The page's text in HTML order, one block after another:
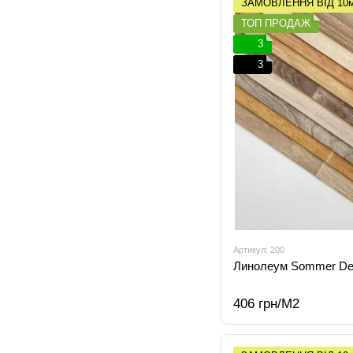
ЗАМОВЛЕННЯ ВІД
ТОП ПРОДАЖ
3
3
Артикул: 200
Линолеум Sommer
406 грн/М2